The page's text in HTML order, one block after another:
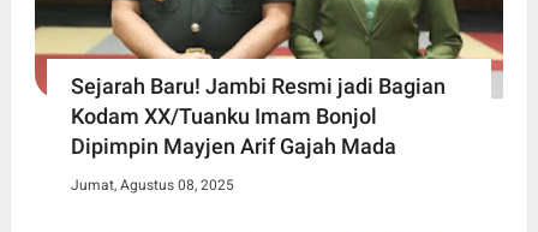
Sejarah Baru! Jambi Resmi jadi Bagian
Kodam XX/Tuanku Imam Bonjol
Dipimpin Mayjen Arif Gajah Mada
Jumat, Agustus 08, 2025